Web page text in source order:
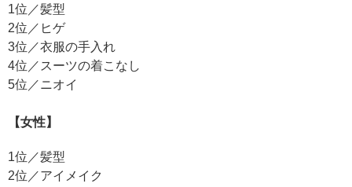
1位／髪型
2位／ヒゲ
3位／衣服の手入れ
4位／スーツの着こなし
5位／ニオイ
【女性】
1位／髪型
2位／アイメイク